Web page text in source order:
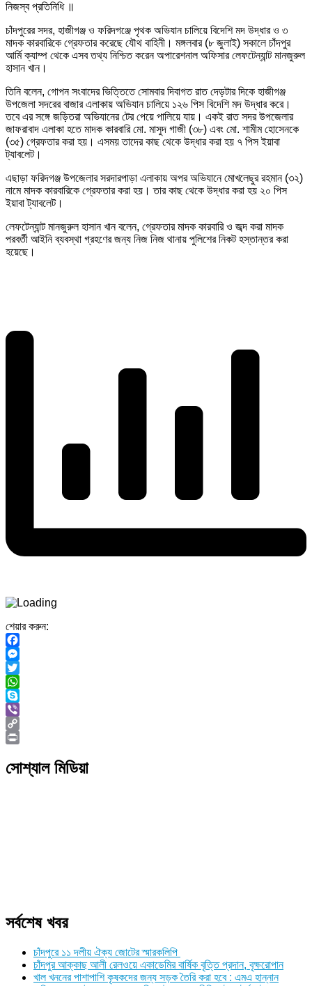
নিজস্ব প্রতিনিধি ॥
চাঁদপুরের সদর, হাজীগঞ্জ ও ফরিদগঞ্জে পৃথক অভিযান চালিয়ে বিদেশি মদ উদ্ধার ও ৩
মাদক কারবারিকে গ্রেফতার করেছে যৌথ বাহিনী। মঙ্গলবার (৮ জুলাই) সকালে চাঁদপুর
আর্মি ক্যাম্প থেকে এসব তথ্য নিশ্চিত করেন অপারেশনাল অফিসার লেফটেন্যান্ট মানজুরুল
হাসান খান।
তিনি বলেন, গোপন সংবাদের ভিত্তিতে সোমবার দিবাগত রাত দেড়টার দিকে হাজীগঞ্জ
উপজেলা সদরের বাজার এলাকায় অভিযান চালিয়ে ১২৬ পিস বিদেশি মদ উদ্ধার করে।
তবে এর সঙ্গে জড়িতরা অভিযানের টের পেয়ে পালিয়ে যায়। একই রাত সদর উপজেলার
জাফরাবাদ এলাকা হতে মাদক কারবারি মো. মাসুদ গাজী (৩৮) এবং মো. শামীম হোসেনকে
(৩৫) গ্রেফতার করা হয়। এসময় তাদের কাছ থেকে উদ্ধার করা হয় ৭ পিস ইয়াবা
ট্যাবলেট।
এছাড়া ফরিদগঞ্জ উপজেলার সরদারপাড়া এলাকায় অপর অভিযানে মোখলেছুর রহমান (৩২)
নামে মাদক কারবারিকে গ্রেফতার করা হয়। তার কাছ থেকে উদ্ধার করা হয় ২০ পিস
ইয়াবা ট্যাবলেট।
লেফটেন্যান্ট মানজুরুল হাসান খান বলেন, গ্রেফতার মাদক কারবারি ও জব্দ করা মাদক
পরবর্তী আইনি ব্যবস্থা গ্রহণের জন্য নিজ নিজ থানায় পুলিশের নিকট হস্তান্তর করা
হয়েছে।
শেয়ার করুন:
Facebook
Messenger
Twitter
WhatsApp
Skype
Viber
Copy
সোশ্যাল মিডিয়া
সর্বশেষ খবর
চাঁদপুরে ১১ দলীয় ঐক্য জোটের স্মারকলিপি
চাঁদপুর আক্কাছ আলী রেলওয়ে একাডেমির বার্ষিক বৃত্তি প্রদান, বৃক্ষরোপান
খাল খননের পাশাপাশি কৃষকদের জন্য সড়ক তৈরি করা হবে : এমএ হান্নান